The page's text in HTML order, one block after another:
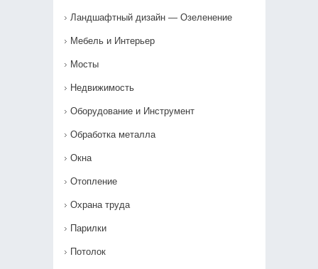
Ландшафтный дизайн — Озеленение‎
Мебель и Интерьер
Мосты
Недвижимость
Оборудование и Инструмент
Обработка металла
Окна
Отопление
Охрана труда
Парилки
Потолок